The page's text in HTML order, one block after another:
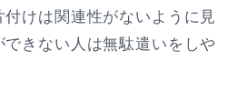
けは関連性がないように見
きない人は無駄遣いをしや